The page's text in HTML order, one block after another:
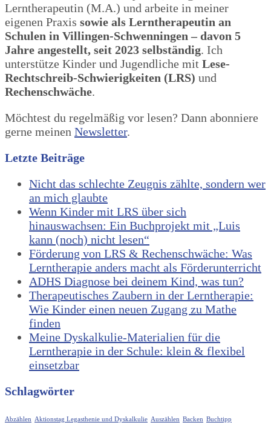
Lerntherapeutin (M.A.) und arbeite in meiner
eigenen Praxis sowie als Lerntherapeutin an
Schulen in Villingen-Schwenningen – davon 5
Jahre angestellt, seit 2023 selbständig. Ich
unterstütze Kinder und Jugendliche mit Lese-
Rechtschreib-Schwierigkeiten (LRS) und
Rechenschwäche.
Möchtest du regelmäßig vor lesen? Dann abonniere
gerne meinen Newsletter.
Letzte Beiträge
Nicht das schlechte Zeugnis zählte, sondern wer
an mich glaubte
Wenn Kinder mit LRS über sich
hinauswachsen: Ein Buchprojekt mit „Luis
kann (noch) nicht lesen“
Förderung von LRS & Rechenschwäche: Was
Lerntherapie anders macht als Förderunterricht
ADHS Diagnose bei deinem Kind, was tun?
Therapeutisches Zaubern in der Lerntherapie:
Wie Kinder einen neuen Zugang zu Mathe
finden
Meine Dyskalkulie-Materialien für die
Lerntherapie in der Schule: klein & flexibel
einsetzbar
Schlagwörter
Abzählen Aktionstag Legasthenie und Dyskalkulie Auszählen Backen Buchtipp